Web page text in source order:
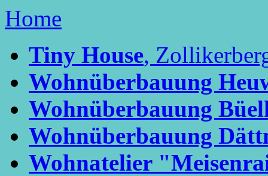
Home
Tiny House,
Wohnüberbauung
Wohnüberbauung
Wohnüberbauung
Wohnatelier